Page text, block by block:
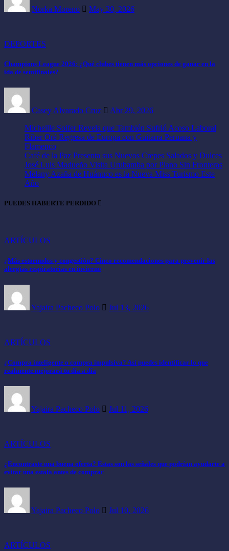
Norka Moreno May 30, 2026
DEPORTES
Champions League 2026: ¿Qué clubes tienen más opciones de ganar en la
ida de semifinales?
Casey Alvarado Cruz
Abr 29, 2026
Micheille Soifer Revela que También Sufrió Acoso Laboral
Riber Oré Regresa de Europa con Guitarra Peruana y
Flamenco
Café de la Paz Presenta sus Nuevos Crepes Salados y Dulces
José Luis Madueño Visita Urubamba por Piano Sin Fronteras
Melany Azaña de Huánuco es la Nueva Miss Turismo Este
Año
PUEDES HABERTE PERDIDO
ARTÍCULOS
¿Más estornudos y congestión? Cinco recomendaciones para prevenir las
alergias respiratorias en invierno
Yajaira Pacheco Polo Jul 13, 2026
ARTÍCULOS
¿Compra inteligente o compra impulsiva? Así puedes identificar lo que
realmente mejorará tu día a día
Yajaira Pacheco Polo Jul 11, 2026
ARTÍCULOS
¿Encontraste una buena oferta? Estas son las señales que podrían ayudarte a
evitar una estafa antes de comprar
Yajaira Pacheco Polo Jul 10, 2026
ARTÍCULOS